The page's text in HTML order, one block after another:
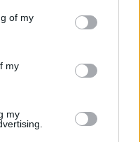
You may click to
its third-party tags to
in below Google
of my
my
my